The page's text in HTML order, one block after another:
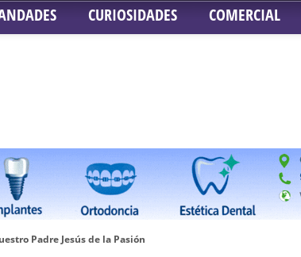
CURIOSIDADES COMERCIAL
Padre Jesús de la Pasión